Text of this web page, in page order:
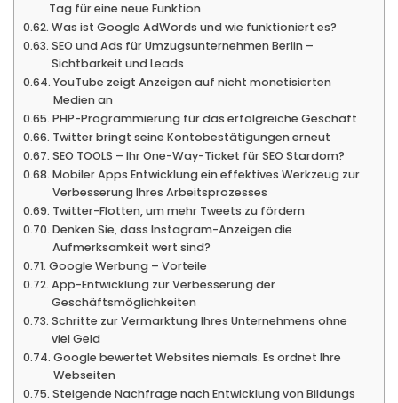
Tag für eine neue Funktion
Was ist Google AdWords und wie funktioniert es?
SEO und Ads für Umzugsunternehmen Berlin –
Sichtbarkeit und Leads
YouTube zeigt Anzeigen auf nicht monetisierten
Medien an
PHP-Programmierung für das erfolgreiche Geschäft
Twitter bringt seine Kontobestätigungen erneut
SEO TOOLS – Ihr One-Way-Ticket für SEO Stardom?
Mobiler Apps Entwicklung ein effektives Werkzeug zur
Verbesserung Ihres Arbeitsprozesses
Twitter-Flotten, um mehr Tweets zu fördern
Denken Sie, dass Instagram-Anzeigen die
Aufmerksamkeit wert sind?
Google Werbung – Vorteile
App-Entwicklung zur Verbesserung der
Geschäftsmöglichkeiten
Schritte zur Vermarktung Ihres Unternehmens ohne
viel Geld
Google bewertet Websites niemals. Es ordnet Ihre
Webseiten
Steigende Nachfrage nach Entwicklung von Bildungs